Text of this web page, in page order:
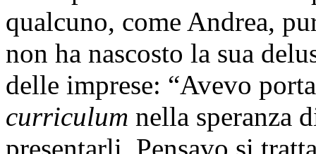
qualcuno, come Andrea,
non ha nascosto la sua
delle imprese: “Avevo
curriculum nella speranza
presentarli. Pensavo si